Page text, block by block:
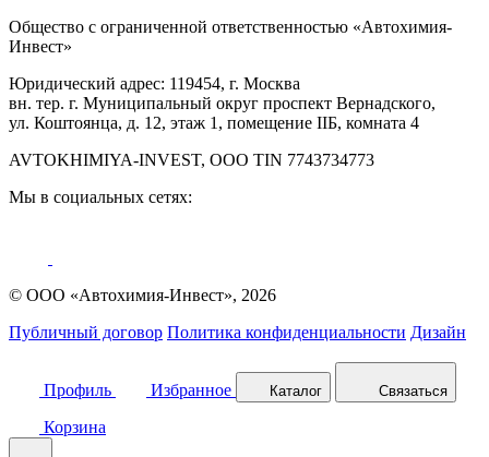
Общество с ограниченной ответственностью «Автохимия-
Инвест»
Юридический адрес: 119454, г. Москва
вн. тер. г. Муниципальный округ проспект Вернадского,
ул. Коштоянца, д. 12, этаж 1, помещение IIБ, комната 4
AVTOKHIMIYA-INVEST, OOO TIN 7743734773
Мы в социальных сетях:
© ООО «Автохимия-Инвест», 2026
Публичный договор Политика конфиденциальности Дизайн
Профиль Избранное Каталог Связаться
Корзина